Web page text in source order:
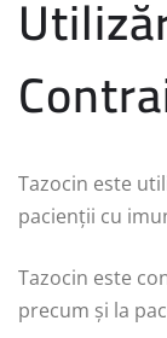
Tazocin este
pacienții cu
Tazocin este
precum și la